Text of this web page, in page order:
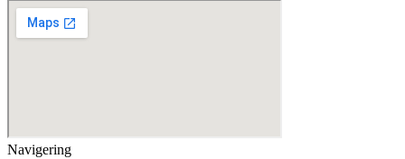
Navigering